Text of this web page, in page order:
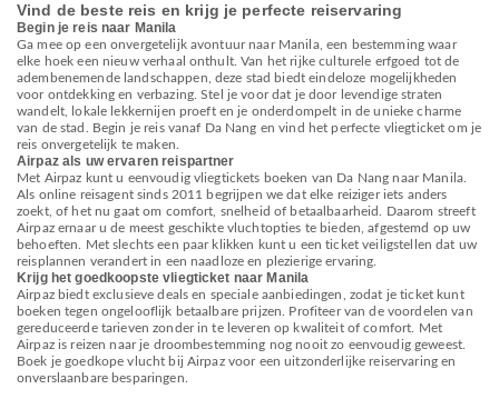
Vind de beste reis en krijg je perfecte reiservaring
Begin je reis naar Manila
Ga mee op een onvergetelijk avontuur naar Manila, een bestemming waar
elke hoek een nieuw verhaal onthult. Van het rijke culturele erfgoed tot de
adembenemende landschappen, deze stad biedt eindeloze mogelijkheden
voor ontdekking en verbazing. Stel je voor dat je door levendige straten
wandelt, lokale lekkernijen proeft en je onderdompelt in de unieke charme
van de stad. Begin je reis vanaf Da Nang en vind het perfecte vliegticket om je
reis onvergetelijk te maken.
Airpaz als uw ervaren reispartner
Met Airpaz kunt u eenvoudig vliegtickets boeken van Da Nang naar Manila.
Als online reisagent sinds 2011 begrijpen we dat elke reiziger iets anders
zoekt, of het nu gaat om comfort, snelheid of betaalbaarheid. Daarom streeft
Airpaz ernaar u de meest geschikte vluchtopties te bieden, afgestemd op uw
behoeften. Met slechts een paar klikken kunt u een ticket veiligstellen dat uw
reisplannen verandert in een naadloze en plezierige ervaring.
Krijg het goedkoopste vliegticket naar Manila
Airpaz biedt exclusieve deals en speciale aanbiedingen, zodat je ticket kunt
boeken tegen ongelooflijk betaalbare prijzen. Profiteer van de voordelen van
gereduceerde tarieven zonder in te leveren op kwaliteit of comfort. Met
Airpaz is reizen naar je droombestemming nog nooit zo eenvoudig geweest.
Boek je goedkope vlucht bij Airpaz voor een uitzonderlijke reiservaring en
onverslaanbare besparingen.